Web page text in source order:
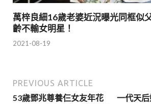
萬梓良細16歲老婆近況曝光同框似
齡不輸女明星！
2021-08-19
PREVIOUS ARTICLE
53歲鄧兆尊養仨女友年花
一代天